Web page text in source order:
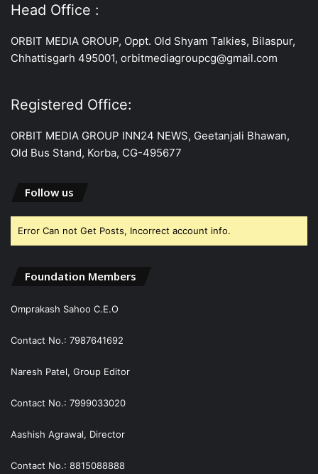
Head Office :
ORBIT MEDIA GROUP, Oppt. Old Shyam Talkies, Bilaspur,
Chhattisgarh 495001, orbitmediagroupcg@gmail.com
Registered Office:
ORBIT MEDIA GROUP INN24 NEWS, Geetanjali Bhawan,
Old Bus Stand, Korba, CG-495677
Follow us
Error Can not Get Posts, Incorrect account info.
Foundation Members
Omprakash Sahoo C.E.O
Contact No.: 7987641692
Naresh Patel, Group Editor
Contact No.: 7999033020
Aashish Agrawal, Director
Contact No.: 8815088888